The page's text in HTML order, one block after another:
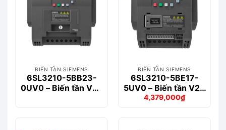
BIẾN TẦN SIEMENS
6SL3210-5BB23-
0UV0 – Biến tần V20
BIẾN TẦN SIEMENS
6SL3210-5BE17-
5UV0 – Biến tần V20
3-phase 0.75kW
Giá
4,379,000₫
Giá